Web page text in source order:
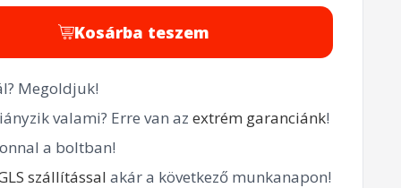
Kosárba teszem
Megoldjuk!
valami? Erre van az extrém garanciánk!
a boltban!
szállítással akár a következő munkanapon!